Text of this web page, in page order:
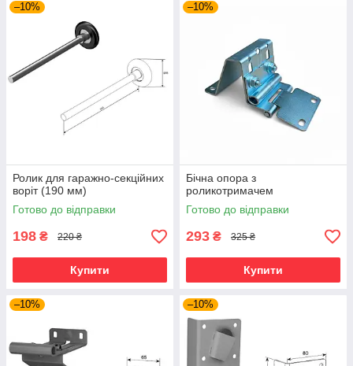
–10%
Ролик для гаражно-секційних
воріт (190 мм)
Готово до відправки
198 ₴ 220 ₴
Купити
–10%
Бічна опора з
роликотримачем
Готово до відправки
293 ₴ 325 ₴
Купити
–10% –10%